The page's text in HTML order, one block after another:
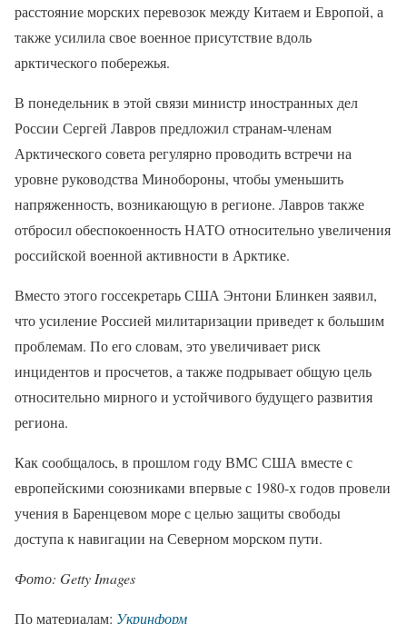
расстояние морских перевозок между Китаем и Европой, а
также усилила свое военное присутствие вдоль
арктического побережья.
В понедельник в этой связи министр иностранных дел
России Сергей Лавров предложил странам-членам
Арктического совета регулярно проводить встречи на
уровне руководства Минобороны, чтобы уменьшить
напряженность, возникающую в регионе. Лавров также
отбросил обеспокоенность НАТО относительно увеличения
российской военной активности в Арктике.
Вместо этого госсекретарь США Энтони Блинкен заявил,
что усиление Россией милитаризации приведет к большим
проблемам. По его словам, это увеличивает риск
инцидентов и просчетов, а также подрывает общую цель
относительно мирного и устойчивого будущего развития
региона.
Как сообщалось, в прошлом году ВМС США вместе с
европейскими союзниками впервые с 1980-х годов провели
учения в Баренцевом море с целью защиты свободы
доступа к навигации на Северном морском пути.
Фото: Getty Images
По материалам: Укринформ